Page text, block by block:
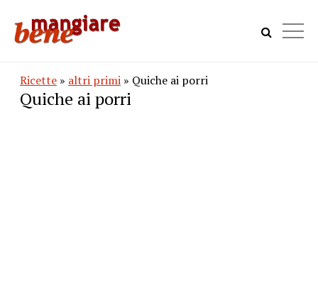
Ricette » altri primi » Quiche ai porri
Quiche ai porri